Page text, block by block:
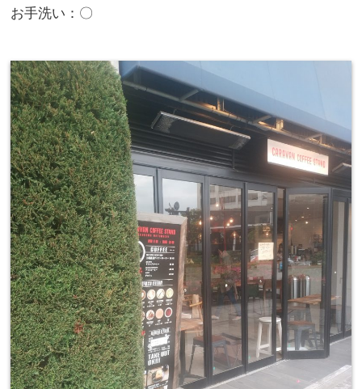
お手洗い：〇